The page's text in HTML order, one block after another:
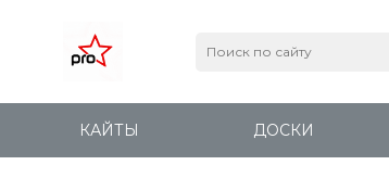
КАЙТЫ ДОСКИ